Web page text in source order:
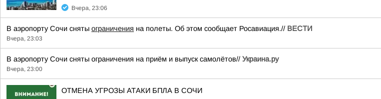
Вчера, 23:06
В аэропорту Сочи сняты ограничения на полеты. Об этом сообщает Росавиация.// ВЕСТИ
Вчера, 23:03
В аэропорту Сочи сняты ограничения на приём и выпуск самолётов// Украина.ру
Вчера, 23:00
ОТМЕНА УГРОЗЫ АТАКИ БПЛА В СОЧИ